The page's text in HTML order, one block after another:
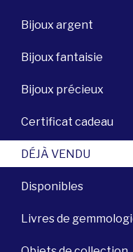
Bijoux argent
Bijoux fantaisie
Bijoux précieux
Certificat cadeau
DÉJÀ VENDU
Disponibles
Livres de